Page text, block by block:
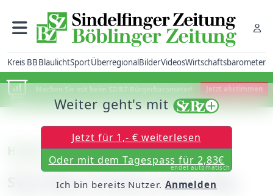
Kreis BBBlaulichtSportÜberregionalBilderVideosWirtschaftsbarometer
Machen Sie mit beim SZ/BZ-Bürgerbarometer! Jetzt abstimmen
Hockey
Sven Merz fordert einen Sieg
Weiter geht's mit
Jetzt für 1,- € weiterlesen
Oder mit dem Tagespass für 2,83€
endet automatisch
Ich bin bereits Nutzer. Anmelden